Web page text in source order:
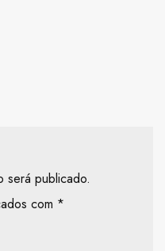
será publicado.
com *